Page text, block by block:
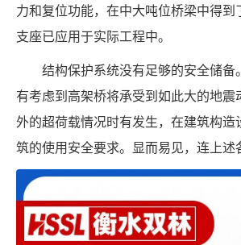
力和复位功能，在中大吨位桥梁中得
支座已应用于实际工程中。
结构保护系统没有足够的安全储
有考虑到高架桥将承受到如此大的地
外的超荷载情况时有发生，在建筑构
筑的使用安全要求。显而易见，连上